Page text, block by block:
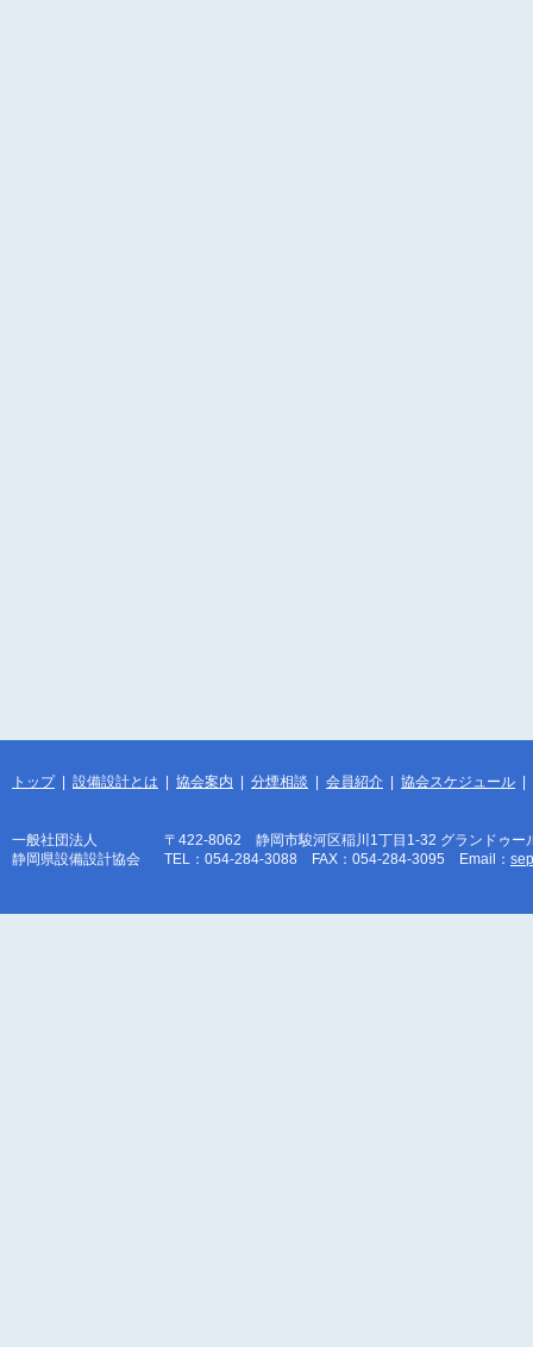
トップ | 設備設計とは | 協会案内 | 分煙相談 | 会員紹介 | 協会スケジュール |
一般社団法人
静岡県設備設計協会
〒422-8062 静岡市駿河区稲川1丁目1-32 グランドゥ
TEL：054-284-3088 FAX：054-284-3095 Email：